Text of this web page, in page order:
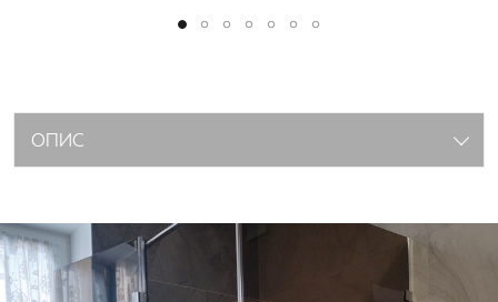
ОПИС